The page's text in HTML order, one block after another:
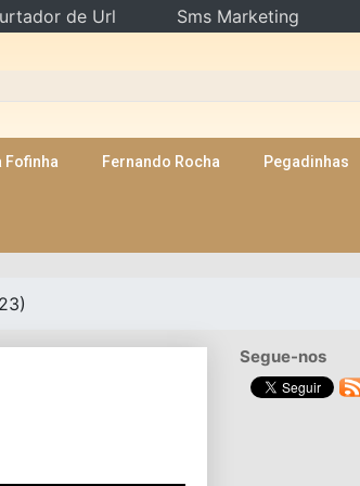
Fofinha Fernando Rocha Pegadinhas
Segue-nos
de Url Sms Marketing